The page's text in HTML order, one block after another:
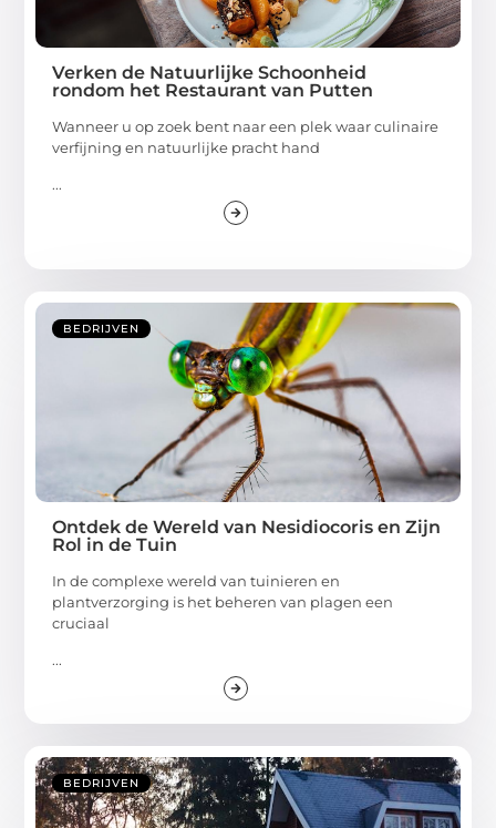
Verken de Natuurlijke Schoonheid
rondom het Restaurant van Putten
Wanneer u op zoek bent naar een plek waar culinaire
verfijning en natuurlijke pracht hand
...
BEDRIJVEN
Ontdek de Wereld van Nesidiocoris en Zijn
Rol in de Tuin
In de complexe wereld van tuinieren en
plantverzorging is het beheren van plagen een
cruciaal
...
BEDRIJVEN